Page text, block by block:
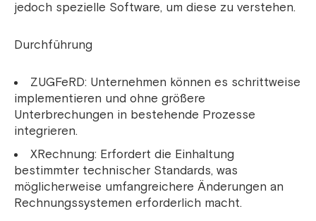
jedoch spezielle Software, um diese zu verstehen.
Durchführung
ZUGFeRD: Unternehmen können es schrittweise
implementieren und ohne größere
Unterbrechungen in bestehende Prozesse
integrieren.
XRechnung: Erfordert die Einhaltung
bestimmter technischer Standards, was
möglicherweise umfangreichere Änderungen an
Rechnungssystemen erforderlich macht.